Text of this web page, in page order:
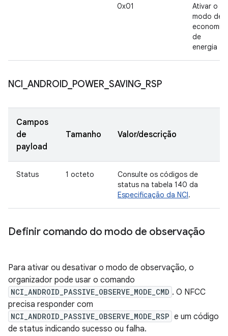
0x01
Ativar o
modo de
economia
de
energia
NCI ANDROID POWER SAVING RSP
Campos
de
payload
Tamanho Valor/descrição
Status 1 octeto
Consulte os códigos de
status na tabela 140 da
Especificação da NCI.
Definir comando do modo de observação
Para ativar ou desativar o modo de observação, o
organizador pode usar o comando
NCI_ANDROID_PASSIVE_OBSERVE_MODE_CMD . O NFCC
precisa responder com
NCI_ANDROID_PASSIVE_OBSERVE_MODE_RSP e um código
de status indicando sucesso ou falha.